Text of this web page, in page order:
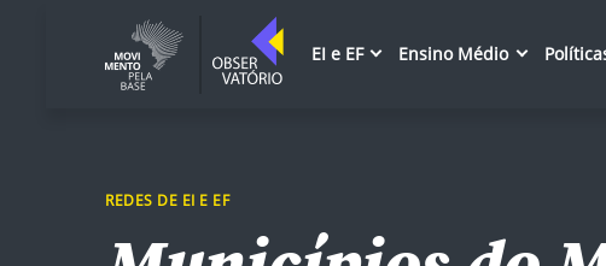
EI e EF Ensino Médio
REDES DE EI E EF